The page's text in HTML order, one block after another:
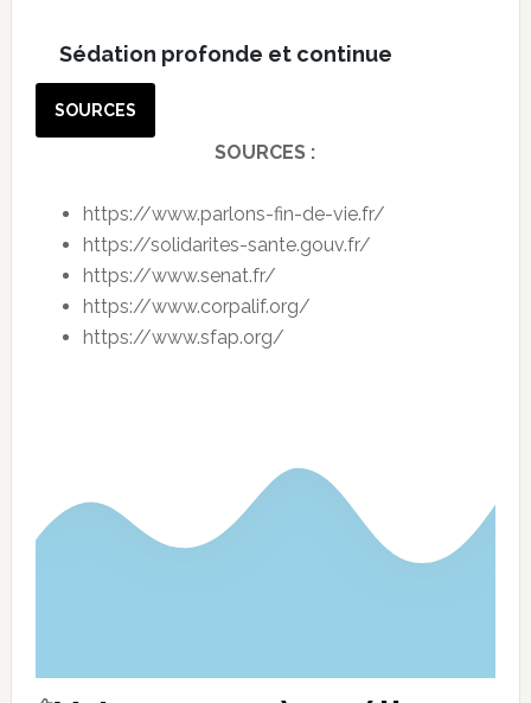
Sédation profonde et continue
SOURCES
SOURCES :
https://www.parlons-fin-de-vie.fr/
https://solidarites-sante.gouv.fr/
https://www.senat.fr/
https://www.corpalif.org/
https://www.sfap.org/